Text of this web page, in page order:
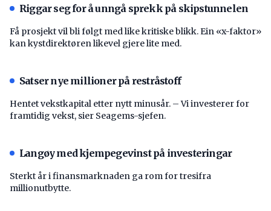
Riggar seg for å unngå sprekk på skipstunnelen
Få prosjekt vil bli følgt med like kritiske blikk. Ein «x-faktor»
kan kystdirektøren likevel gjere lite med.
Satser nye millioner på restråstoff
Hentet vekstkapital etter nytt minusår. – Vi investerer for
framtidig vekst, sier Seagems-sjefen.
Langøy med kjempegevinst på investeringar
Sterkt år i finansmarknaden ga rom for tresifra
millionutbytte.